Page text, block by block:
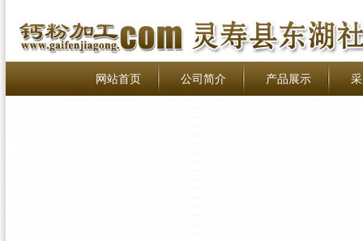
网站首页 公司简介 产品展示